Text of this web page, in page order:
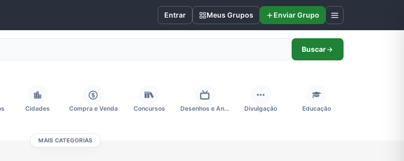
Entrar Meus Grupos Enviar Grupo
Buscar
Cidades Compra e Venda Concursos Desenhos e Animes Divulgação Educação
MAIS CATEGORIAS